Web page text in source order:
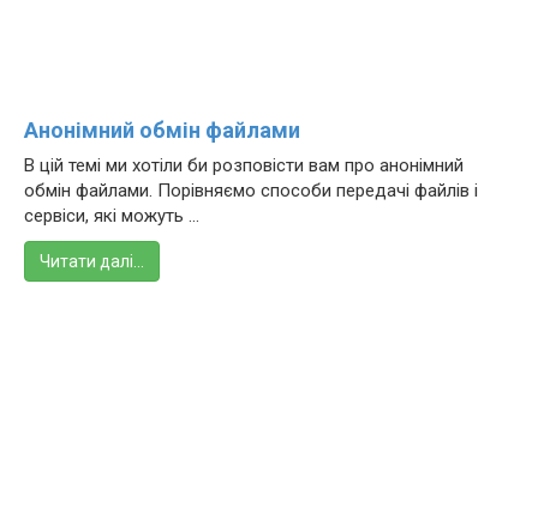
Анонімний обмін файлами
В цій темі ми хотіли би розповісти вам про анонімний
обмін файлами. Порівняємо способи передачі файлів і
сервіси, які можуть ...
Читати далі…